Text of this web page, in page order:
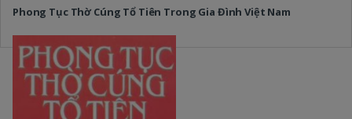
Phong Tục Thờ Cúng Tổ Tiên Trong Gia Đình Việt Nam